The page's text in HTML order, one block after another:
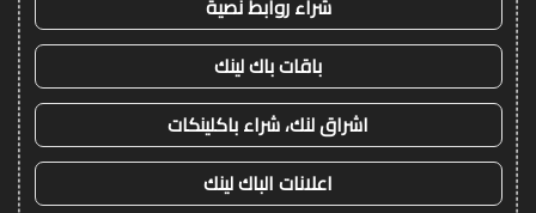
باقات باك لينك
اشراق لنك، شراء باكلينكات
اعلانات الباك لينك